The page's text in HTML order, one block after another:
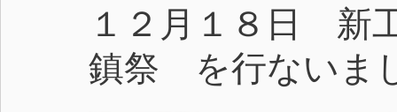
１２月１８日 新
鎮祭 を行ないま